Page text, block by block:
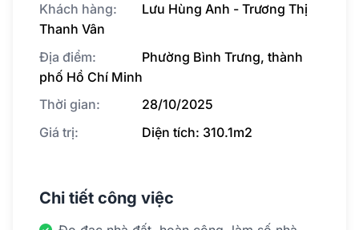
Khách hàng:
Lưu Hùng Anh - Trương Thị
Thanh Vân
Địa điểm:
Phường Bình Trưng, thành
phố Hồ Chí Minh
Thời gian:
28/10/2025
Giá trị:
Diện tích: 310.1m2
Chi tiết công việc